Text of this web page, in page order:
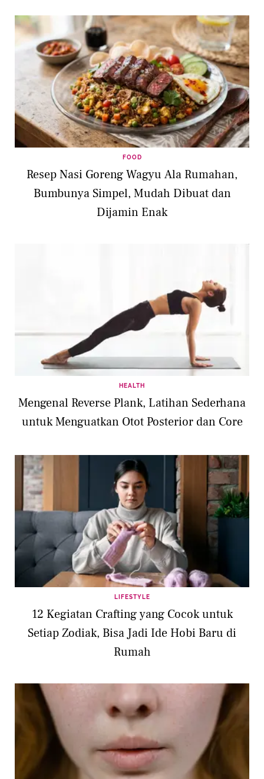
FOOD
Resep Nasi Goreng Wagyu Ala Rumahan,
Bumbunya Simpel, Mudah Dibuat dan
Dijamin Enak
HEALTH
Mengenal Reverse Plank, Latihan Sederhana
untuk Menguatkan Otot Posterior dan Core
LIFESTYLE
12 Kegiatan Crafting yang Cocok untuk
Setiap Zodiak, Bisa Jadi Ide Hobi Baru di
Rumah